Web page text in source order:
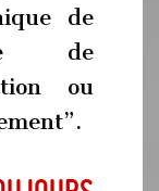
de
de
ou